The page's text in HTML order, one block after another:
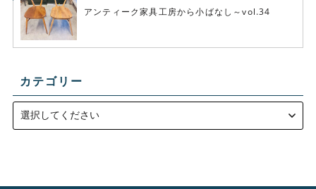
アンティーク家具工房から小ばなし～vol.34
カテゴリー